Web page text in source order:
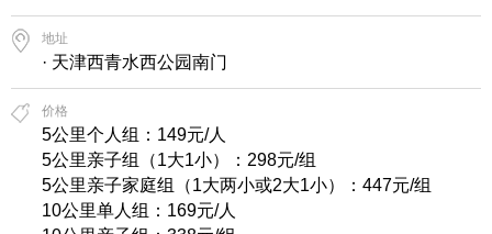
地址
· 天津西青水西公园南门
价格
5公里个人组：149元/人
5公里亲子组（1大1小）：298元/组
5公里亲子家庭组（1大两小或2大1小）：447元/组
10公里单人组：169元/人